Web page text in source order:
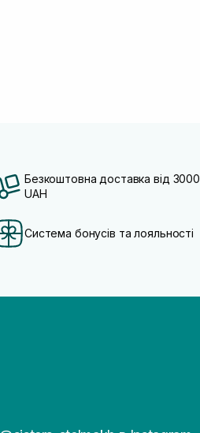
Безкоштовна доставка від 3000
UAH
Система бонусів та лояльності